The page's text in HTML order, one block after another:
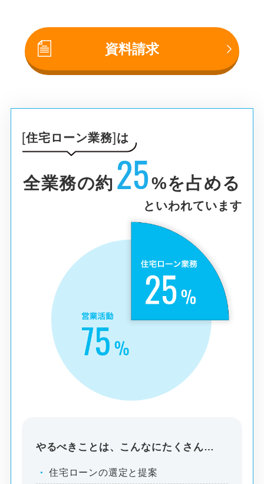
資料請求
住宅ローン業務 は
全業務の約 25%を占める
といわれています
やるべきことは、こんなにたくさん…
住宅ローンの選定と提案